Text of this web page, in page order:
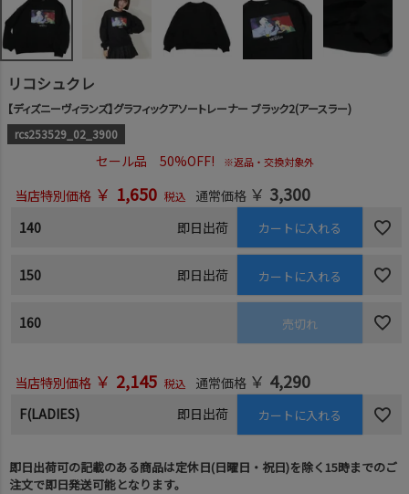
リコシュクレ
【ディズニーヴィランズ】グラフィックアソートレーナー ブラック2(アースラー)
rcs253529_02_3900
セール品 50%OFF! ※返品・交換対象外
当店特別価格 ￥ 1,650 税込 通常価格 ￥ 3,300
140 即日出荷 カートに入れる
150 即日出荷 カートに入れる
160 売切れ
当店特別価格 ￥ 2,145 税込 通常価格 ￥ 4,290
F(LADIES) 即日出荷 カートに入れる
即日出荷可の記載のある商品は定休日(日曜日・祝日)を除く15時までのご
注文で即日発送可能となります。